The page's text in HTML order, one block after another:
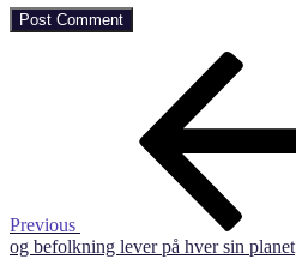
Previous
og befolkning lever på hver sin planet